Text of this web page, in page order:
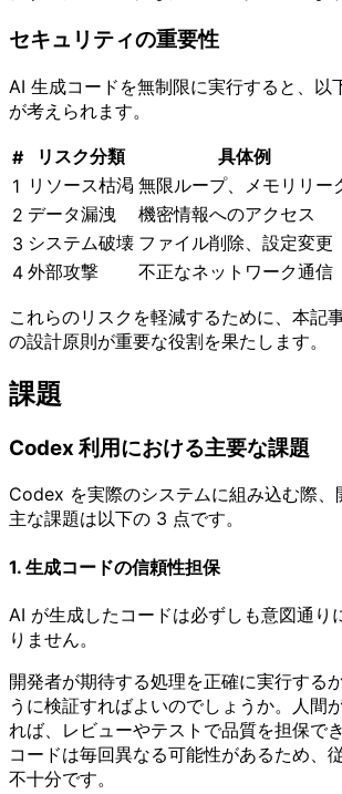
セキュリティの重要性
AI 生成コードを無制限に実行すると、以
が考えられます。
# リスク分類 具体例
1 リソース枯渇 無限ループ、メモリリー
2 データ漏洩 機密情報へのアクセス
3 システム破壊 ファイル削除、設定変更
4 外部攻撃 不正なネットワーク通信
これらのリスクを軽減するために、本記
の設計原則が重要な役割を果たします。
課題
Codex 利用における主要な課題
Codex を実際のシステムに組み込む際、
主な課題は以下の 3 点です。
1. 生成コードの信頼性担保
AI が生成したコードは必ずしも意図通り
りません。
開発者が期待する処理を正確に実行する
うに検証すればよいのでしょうか。人間
れば、レビューやテストで品質を担保で
コードは毎回異なる可能性があるため、
不十分です。